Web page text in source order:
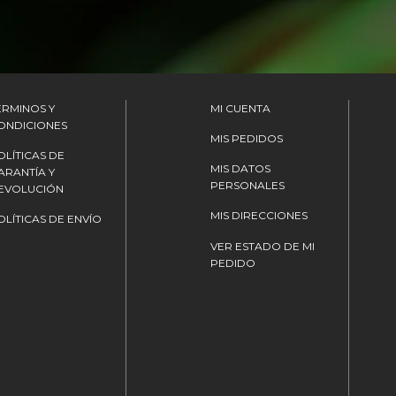
Y
DE
Y
DE ENVÍO
MI CUENTA
MIS PEDIDOS
MIS DATOS
PERSONALES
MIS DIRECCIONES
VER ESTADO DE MI
PEDIDO